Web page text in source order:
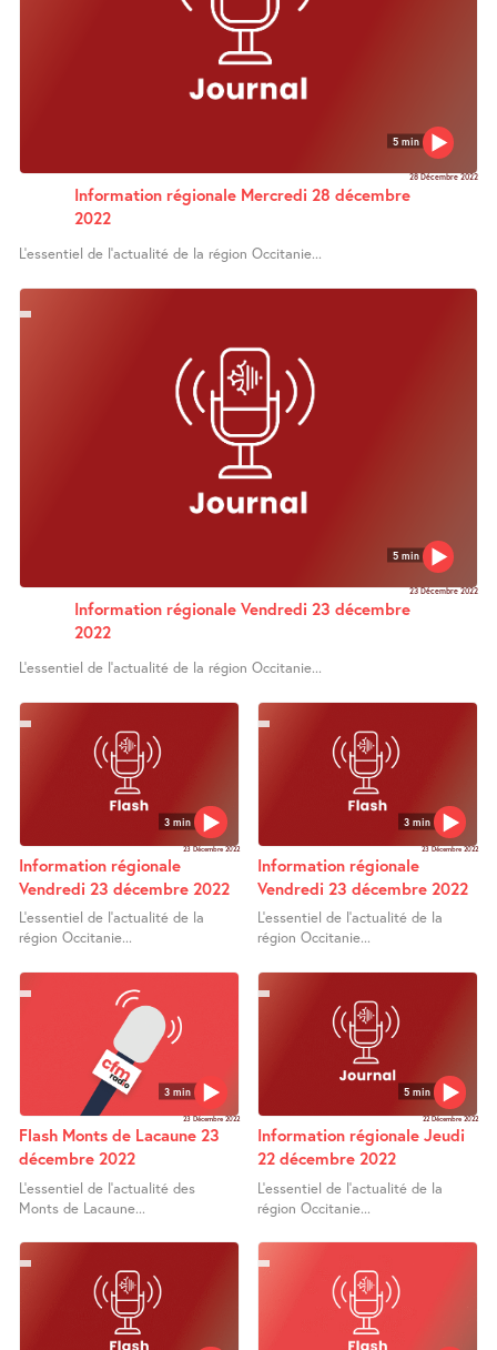
5 min
28 Décembre 2022
Information régionale Mercredi 28 décembre
2022
L’essentiel de l’actualité de la région Occitanie...
5 min
23 Décembre 2022
Information régionale Vendredi 23 décembre
2022
L’essentiel de l’actualité de la région Occitanie...
3 min
23 Décembre 2022
Information régionale
Vendredi 23 décembre 2022
L’essentiel de l’actualité de la
région Occitanie...
3 min
23 Décembre 2022
Information régionale
Vendredi 23 décembre 2022
L’essentiel de l’actualité de la
région Occitanie...
3 min
23 Décembre 2022
Flash Monts de Lacaune 23
décembre 2022
L’essentiel de l’actualité des
Monts de Lacaune...
5 min
22 Décembre 2022
Information régionale Jeudi
22 décembre 2022
L’essentiel de l’actualité de la
région Occitanie...